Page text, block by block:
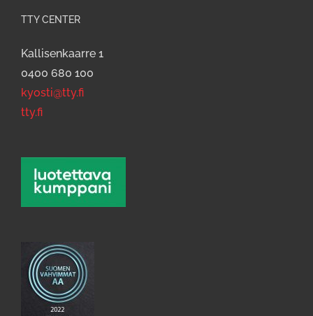
TTY CENTER
Kallisenkaarre 1
0400 680 100
kyosti@tty.fi
tty.fi